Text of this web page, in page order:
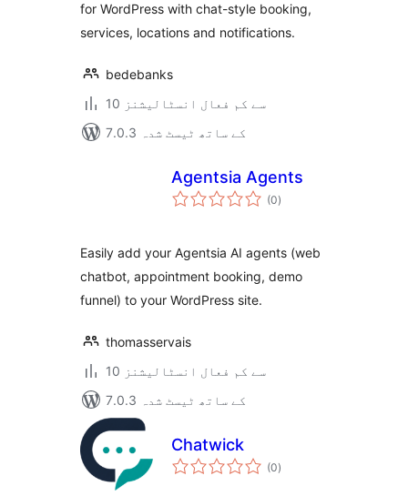
for WordPress with chat-style booking,
services, locations and notifications.
bedebanks
10 سے کم فعال انسٹالیشنز
7.0.3 کے ساتھ ٹیسٹ شدہ
Agentsia Agents
(0مجموعی
درجہ
)
Easily add your Agentsia AI agents (web
chatbot, appointment booking, demo
funnel) to your WordPress site.
thomasservais
10 سے کم فعال انسٹالیشنز
7.0.3 کے ساتھ ٹیسٹ شدہ
Chatwick
(0مجموعی
درجہ
)